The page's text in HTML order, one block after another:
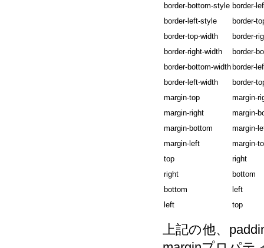
border-bottom-style border-
border-left-style
border-
border-top-width
border-
border-right-width
border-
border-bottom-widthborder-
border-left-width
border-
margin-top
margin-
margin-right
margin-
margin-bottom
margin-
margin-left
margin-
top
right
right
bottom
bottom
left
left
top
上記の他、